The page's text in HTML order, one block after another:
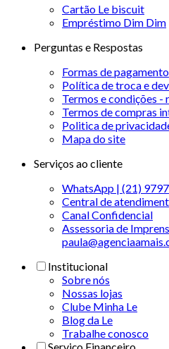
Cartão Le biscuit
Empréstimo Dim Dim
Perguntas e Respostas
Formas de pagamento
Política de troca e
Termos e condições -
Termos de compras
Politica de
Mapa do site
Serviços ao cliente
WhatsApp | (21)
Central de
Canal Confidencial
Assessoria de
Institucional
Sobre nós
Nossas lojas
Clube Minha Le
Blog da Le
Trabalhe conosco